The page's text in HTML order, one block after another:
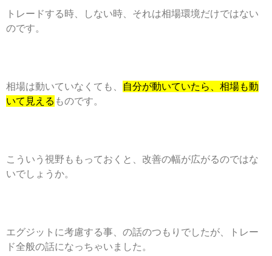
トレードする時、しない時、それは相場環境だけではない
のです。
相場は動いていなくても、
自分が動いていたら、相場も動
いて見える ものです。
こういう視野ももっておくと、改善の幅が広がるのではな
いでしょうか。
エグジットに考慮する事、の話のつもりでしたが、トレー
ド全般の話になっちゃいました。